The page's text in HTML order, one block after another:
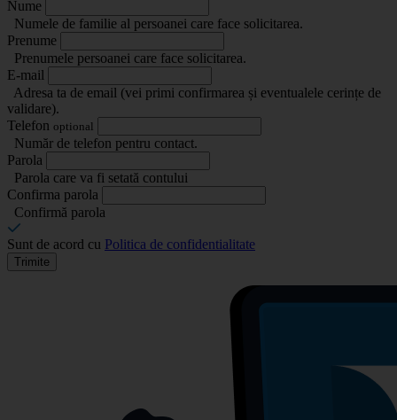
Nume
Numele de familie al persoanei care face solicitarea.
Prenume
Prenumele persoanei care face solicitarea.
E-mail
Adresa ta de email (vei primi confirmarea și eventualele cerințe de
validare).
Telefon optional
Număr de telefon pentru contact.
Parola
Parola care va fi setată contului
Confirma parola
Confirmă parola
Sunt de acord cu Politica de confidentialitate
Trimite